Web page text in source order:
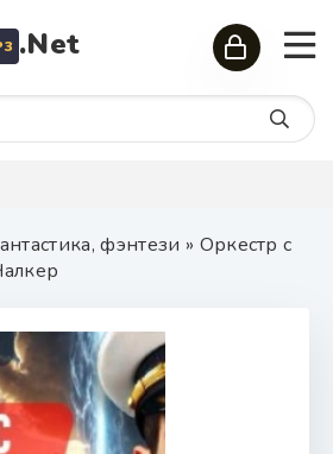
.Net
фэнтези » Оркестр с